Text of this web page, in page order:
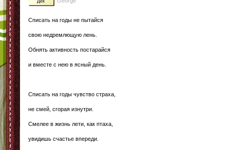
Дек
Списать на годы не пытайся
свою недремлющую лень.
Обнять активность постарайся
и вместе с нею в ясный день.
Списать на годы чувство страха,
не смей, сгорая изнутри.
Смелее в жизнь лети, как птаха,
увидишь счастье впереди.